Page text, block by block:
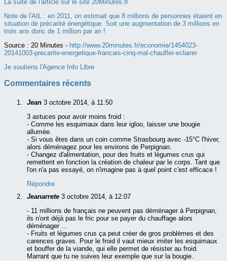
La suite de l'article sur le site 20Minutes.fr
Note de l'AIL : en 2011, on estimait que 8 millions de personnes étaient en
situation de précarité énergétique. Soit une augmentation de 3 millions en
trois ans donc de 1 million par an !
Source : 20 Minutes - http://www.20minutes.fr/economie/1454023-
20141003-precarite-energetique-francais-cinq-mal-chauffer-eclairer
Je soutiens l'Agence Info Libre
Commentaires récents
Jean 3 octobre 2014, à 11:50
3 astuces pour avoir moins froid :
- Comme les esquimaux dans leur igloo, laisser une bougie
allumée.
- Si vous êtes dans un coin comme Strasbourg avec -15°C l'hiver,
alors déménagez pour les environs de Perpignan.
- Changez d'alimentation, pour des fruits et légumes crus qui
remettent en fonction la création de chaleur par le corps. Tant que
l'on n'a pas essayé, on n'imagine pas à quel point c'est efficace !
Répondre
Jeanarrete 3 octobre 2014, à 12:07
- 11 millions de français ne peuvent pas déménager à Perpignan,
ils n'ont déjà pas le fric pour se payer du chauffage alors
déménager ...
- Fruits et légumes crus ça peut créer de gros problèmes et des
carences graves. Pour le froid il vaut mieux imiter les esquimaux
et bouffer de la viande, qui elle permet de résister au froid.
Marrant que tu ne suives leur exemple que sur la bougie.